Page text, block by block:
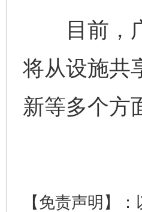
目前，广
将从设施共
新等多个方
【免责声明】
千年窑火 生生不息